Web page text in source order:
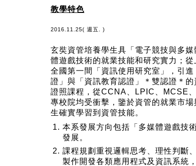
教學特色
2016.11.25( 週五. )
玄奘資管培養學生具「電子競技與多
體遊戲技術的就業技能和研究實力；
全國第一間「資訊使用研究室」，引
證」與「資訊教育認證」＊雙認證＊
證照課程，從CCNA、LPIC、MCSE
專校院均受衝擊，鑒於資管的就業市
生確實學習到資管技能。
本系發展方向包括「多媒體遊戲技
發展。
課程規劃重視邏輯思考、理性判斷
製作開發各類應用程式及資訊系統